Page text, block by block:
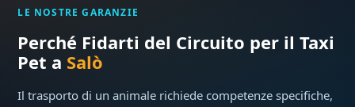
LE NOSTRE GARANZIE
Perché Fidarti del Circuito per il Taxi
Pet a Salò
Il trasporto di un animale richiede competenze specifiche,